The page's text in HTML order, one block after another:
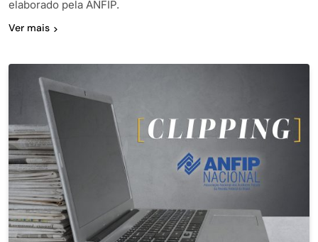
elaborado pela ANFIP.
Ver mais